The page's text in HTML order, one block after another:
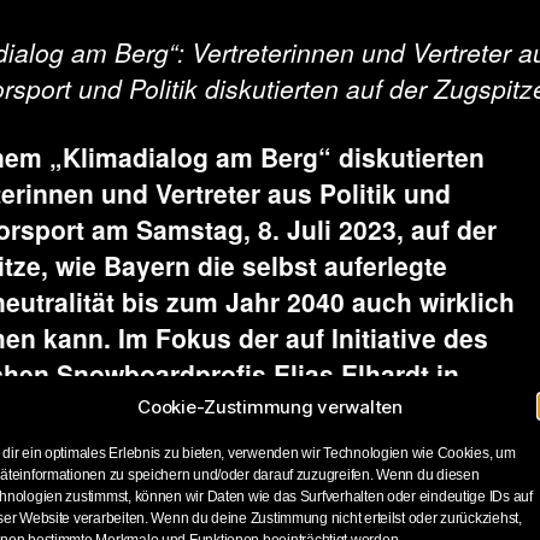
Cookie-Zustimmung verwalten
dir ein optimales Erlebnis zu bieten, verwenden wir Technologien wie Cookies, um
zu speichern und/oder darauf zuzugreifen. Wenn du diesen
zustimmst, können wir Daten wie das Surfverhalten oder eindeutige IDs auf
Website verarbeiten. Wenn du deine Zustimmung nicht erteilst oder zurückziehst,
am Berg“: Vertreterinnen und Vertreter
und Politik diskutierten auf der
„Klimadialog am Berg“ diskutierten
und Vertreter aus Politik und
am Samstag, 8. Juli 2023, auf der
wie Bayern die selbst auferlegte
bis zum Jahr 2040 auch wirklich
kann. Im Fokus der auf Initiative des
Snowboardprofis Elias Elhardt in
mit Protect Our Winters
und der Bürgerlobby Klimaschutz e. V.
Veranstaltungstand dabei die
nachhaltige Verkehrskonzepte zu